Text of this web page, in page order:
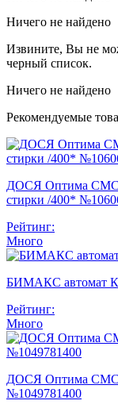
Ничего не найдено
Извините, Вы не
черный список.
Ничего не найдено
Рекомендуемые
ДОСЯ Оптима СМС
стирки /400*
Рейтинг:
Много
БИМАКС автомат
Рейтинг:
Много
ДОСЯ Оптима СМС
№1049781400